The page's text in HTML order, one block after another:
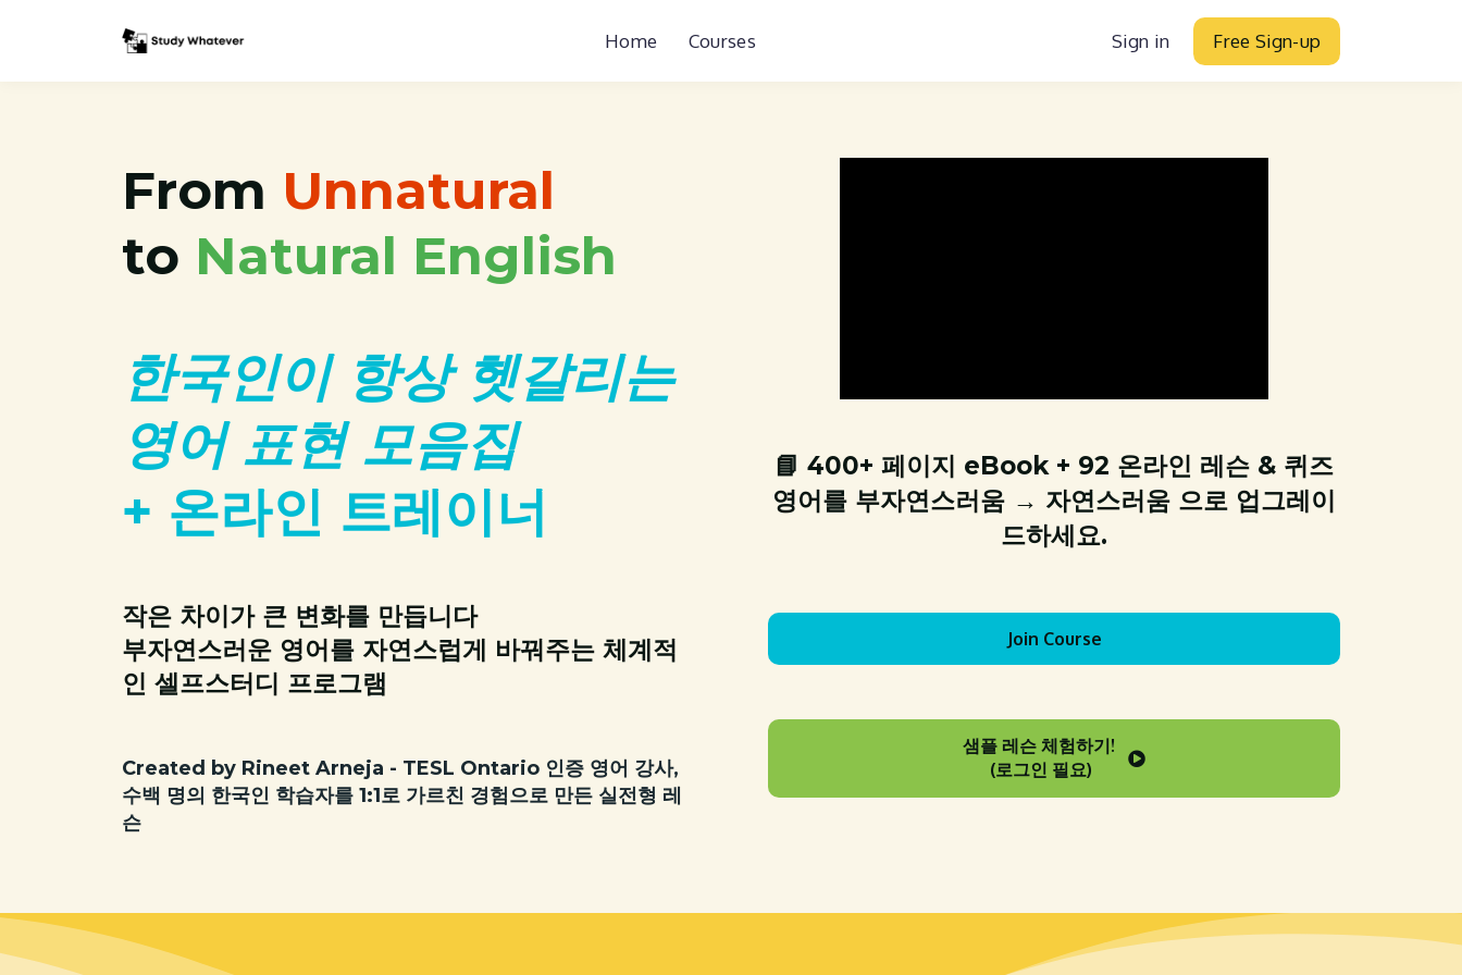
Home Courses Sign in Free Sign-up
From Unnatural
to Natural English
한국인이 항상 헷갈리는
영어 표현 모음집
+ 온라인 트레이너
작은 차이가 큰 변화를 만듭니다
부자연스러운 영어를 자연스럽게 바꿔주는 체계적
인 셀프스터디 프로그램
Created by Rineet Arneja - TESL Ontario 인증 영어 강사,
수백 명의 한국인 학습자를 1:1로 가르친 경험으로 만든 실전형 레
슨
📘 400+ 페이지 eBook + 92 온라인 레슨 & 퀴즈
영어를 부자연스러움 → 자연스러움 으로 업그레이
드하세요.
Join Course
샘플 레슨 체험하기!
(로그인 필요)